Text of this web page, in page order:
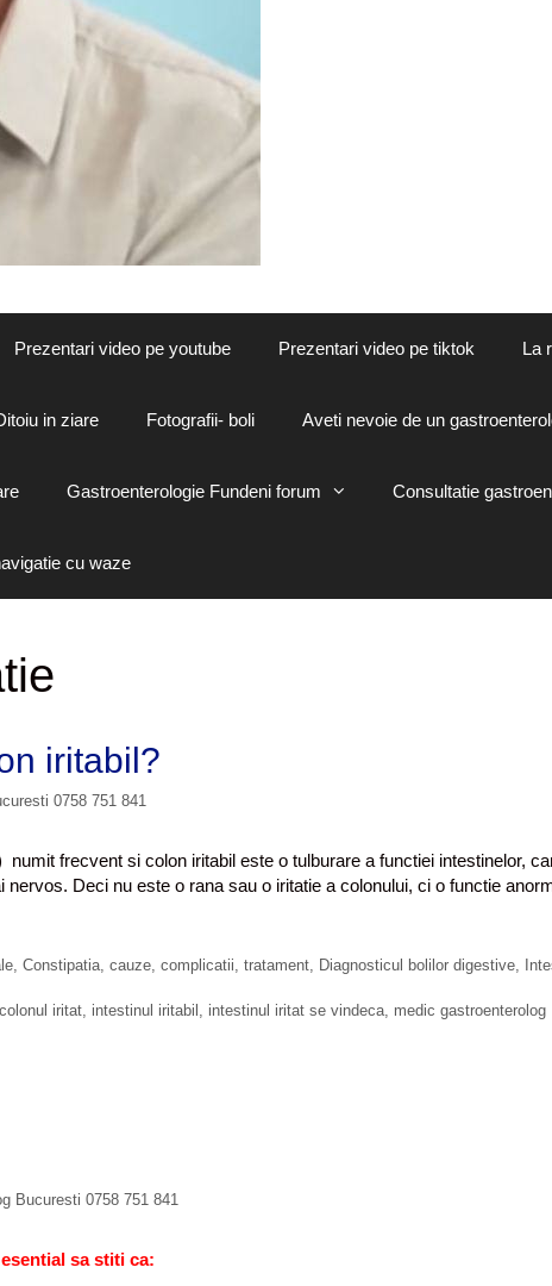
Prezentari video pe youtube Prezentari video pe tiktok La
in ziare Fotografii- boli Aveti nevoie de un
Gastroenterologie Fundeni forum Consultatie
cu waze
iritabil?
0758 751 841
frecvent si colon iritabil este o tulburare a functiei intestinelor,
Deci nu este o rana sau o iritatie a colonului, ci o functie
, Constipatia, cauze, complicatii, tratament, Diagnosticul bolilor digestive,
colonul iritat, intestinul iritabil intestinul iritat se vindeca, medic gastroenterolog
Bucuresti 0758 751 841
sa stiti ca: